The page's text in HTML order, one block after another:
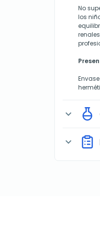
No
los
expand_more
expand_more